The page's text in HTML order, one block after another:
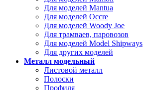
Для моделей Mantua
Для моделей Occre
Для моделей Woody Joe
Для трамваев, паровозов
Для моделей Model Shipways
Для других моделей
Металл модельный
Листовой металл
Полоски
Профиля